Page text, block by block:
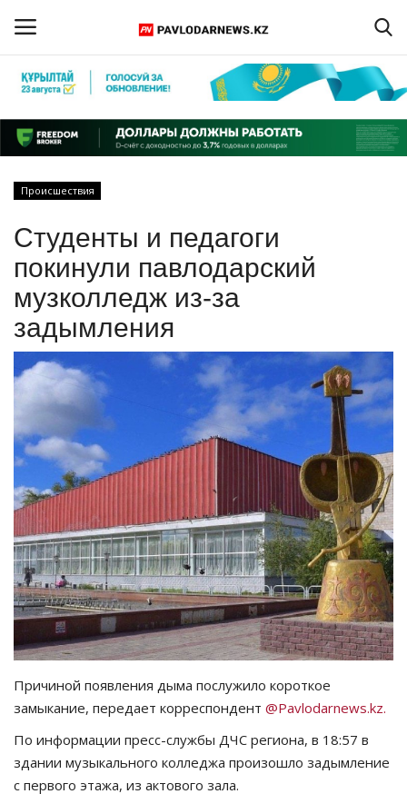
Регистрация
Главная
ПАВЛОДАРСКАЯ ОБЛАСТЬ
КАЗАХСТАН
МИР
СПЕЦПРОЕКТЫ
СПОРТ
Чек-лист
РАЗВЛЕЧЕНИЯ
OFFICIAL
Курултай
Қазақша Русский
Происшествия
Студенты и педагоги
покинули павлодарский
музколледж из-за
задымления
Причиной появления дыма послужило короткое
замыкание, передает корреспондент @Pavlodarnews.kz.
По информации пресс-службы ДЧС региона, в 18:57 в
здании музыкального колледжа произошло задымление
с первого этажа, из актового зала.